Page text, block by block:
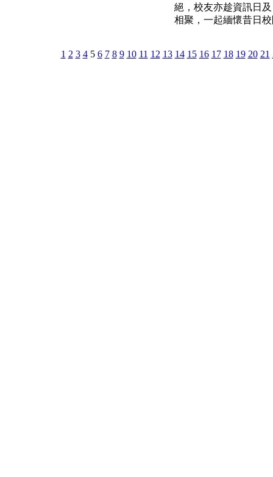
絕，校友亦趁資訊日
相聚，一起緬懷昔日
1 2 3 4 5 6 7 8 9 10 11 12 13 14 15 16 17 18 19 20 21